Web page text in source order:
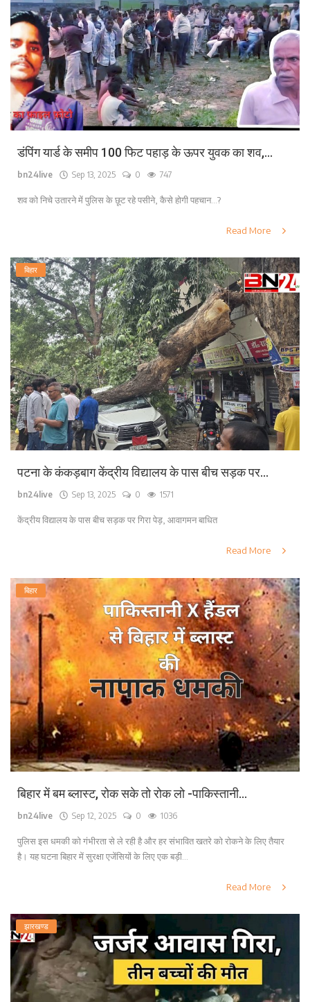
डंपिंग यार्ड के समीप 100 फिट पहाड़ के ऊपर युवक का शव,...
bn24live Sep 13, 2025 0 747
शव को निचे उतारने में पुलिस के छूट रहे पसीने, कैसे होगी पहचान...?
Read More
बिहार
पटना के कंकड़बाग केंद्रीय विद्यालय के पास बीच सड़क पर...
bn24live Sep 13, 2025 0 1571
केंद्रीय विद्यालय के पास बीच सड़क पर गिरा पेड़, आवागमन बाधित
Read More
बिहार
बिहार में बम ब्लास्ट, रोक सके तो रोक लो -पाकिस्तानी...
bn24live Sep 12, 2025 0 1036
पुलिस इस धमकी को गंभीरता से ले रही है और हर संभावित खतरे को रोकने के लिए तैयार
है। यह घटना बिहार में सुरक्षा एजेंसियों के लिए एक बड़ी...
Read More
झारखण्ड